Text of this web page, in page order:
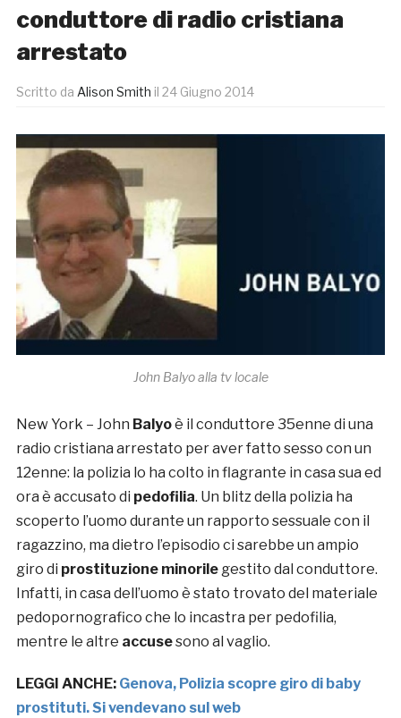
conduttore di radio cristiana
arrestato
Scritto da Alison Smith il 24 Giugno 2014
John Balyo alla tv locale
New York – John Balyoè il conduttore 35enne di una
radio cristiana arrestato per aver fatto sesso con un
12enne: la polizia lo ha colto in flagrante in casa sua ed
ora è accusato di pedofilia. Un blitz della polizia ha
scoperto l’uomo durante un rapporto sessuale con il
ragazzino, ma dietro l’episodio ci sarebbe un ampio
giro di prostituzione minorilegestito dal conduttore.
Infatti, in casa dell’uomo è stato trovato del materiale
pedopornografico che lo incastra per pedofilia,
mentre le altre accusesono al vaglio.
LEGGI ANCHE: Genova, Polizia scopre giro di baby
prostituti. Si vendevano sul web